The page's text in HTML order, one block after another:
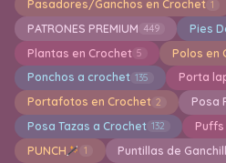
Pasadores/Ganchos en Crochet 1
PATRONES PREMIUM 449 Pies
Plantas en Crochet 5 Polos en
Ponchos a crochet 135 Porta
Portafotos en Crochet 2 Posa
Posa Tazas a Crochet 132
PUNCH 1 Puntillas de